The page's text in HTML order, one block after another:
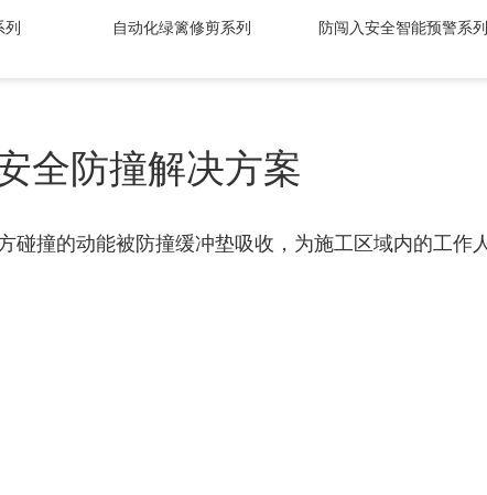
列 自动化绿篱修剪系列 防闯入安全智能预警系列
全防撞解决方案
撞的动能被防撞缓冲垫吸收，为施工区域内的工作